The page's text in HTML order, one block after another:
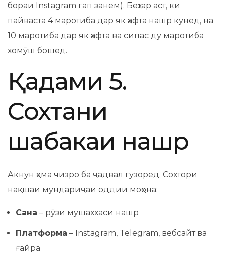
бораи Instagram гап занем). Беҳтар аст, ки
пайваста 4 маротиба дар як ҳафта нашр кунед, на
10 маротиба дар як ҳафта ва сипас ду маротиба
хомӯш бошед.
Қадами 5.
Сохтани
шабакаи нашр
Акнун ҳама чизро ба ҷадвал гузоред. Сохтори
нақшаи мундариҷаи оддии моҳона:
Сана – рӯзи мушаххаси нашр
Платформа – Instagram, Telegram, вебсайт ва
ғайра